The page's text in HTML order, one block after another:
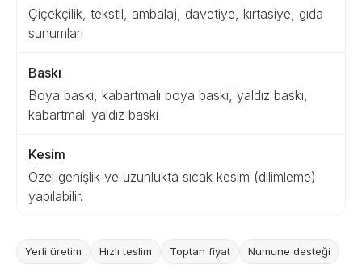
Çiçekçilik, tekstil, ambalaj, davetiye, kırtasiye, gıda
sunumları
Baskı
Boya baskı, kabartmalı boya baskı, yaldız baskı,
kabartmalı yaldız baskı
Kesim
Özel genişlik ve uzunlukta sıcak kesim (dilimleme)
yapılabilir.
Yerli üretim Hızlı teslim Toptan fiyat Numune desteği